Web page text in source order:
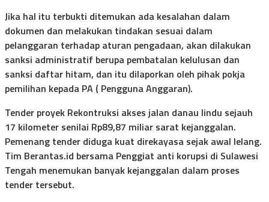
Jika hal itu terbukti ditemukan ada kesalahan dalam
dokumen dan melakukan tindakan sesuai dalam
pelanggaran terhadap aturan pengadaan, akan dilakukan
sanksi administratif berupa pembatalan kelulusan dan
sanksi daftar hitam, dan itu dilaporkan oleh pihak pokja
pemilihan kepada PA ( Pengguna Anggaran).
Tender proyek Rekontruksi akses jalan danau lindu sejauh
17 kilometer senilai Rp89,87 miliar sarat kejanggalan.
Pemenang tender diduga kuat direkayasa sejak awal lelang.
Tim Berantas.id bersama Penggiat anti korupsi di Sulawesi
Tengah menemukan banyak kejanggalan dalam proses
tender tersebut.